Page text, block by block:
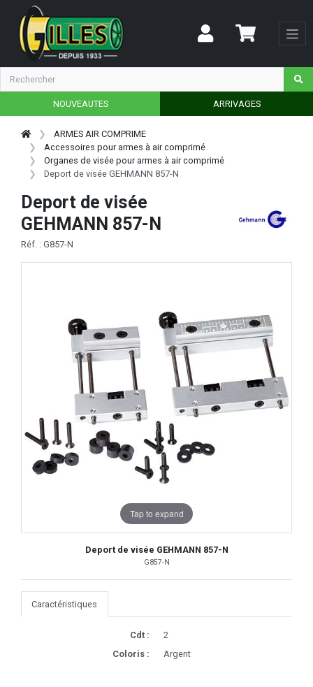
NOUVEAUTES ARRIVAGES
ARMES AIR COMPRIME
Accessoires pour armes à air comprimé
Organes de visée pour armes à air comprimé
Deport de visée GEHMANN 857-N
Deport de visée
GEHMANN 857-N
Réf. : G857-N
Tap to expand
Deport de visée GEHMANN 857-N
G857-N
Caractéristiques
Cdt :
2
Coloris :
Argent